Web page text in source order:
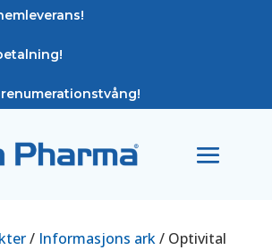
/ Informasjons ark/ Optivital